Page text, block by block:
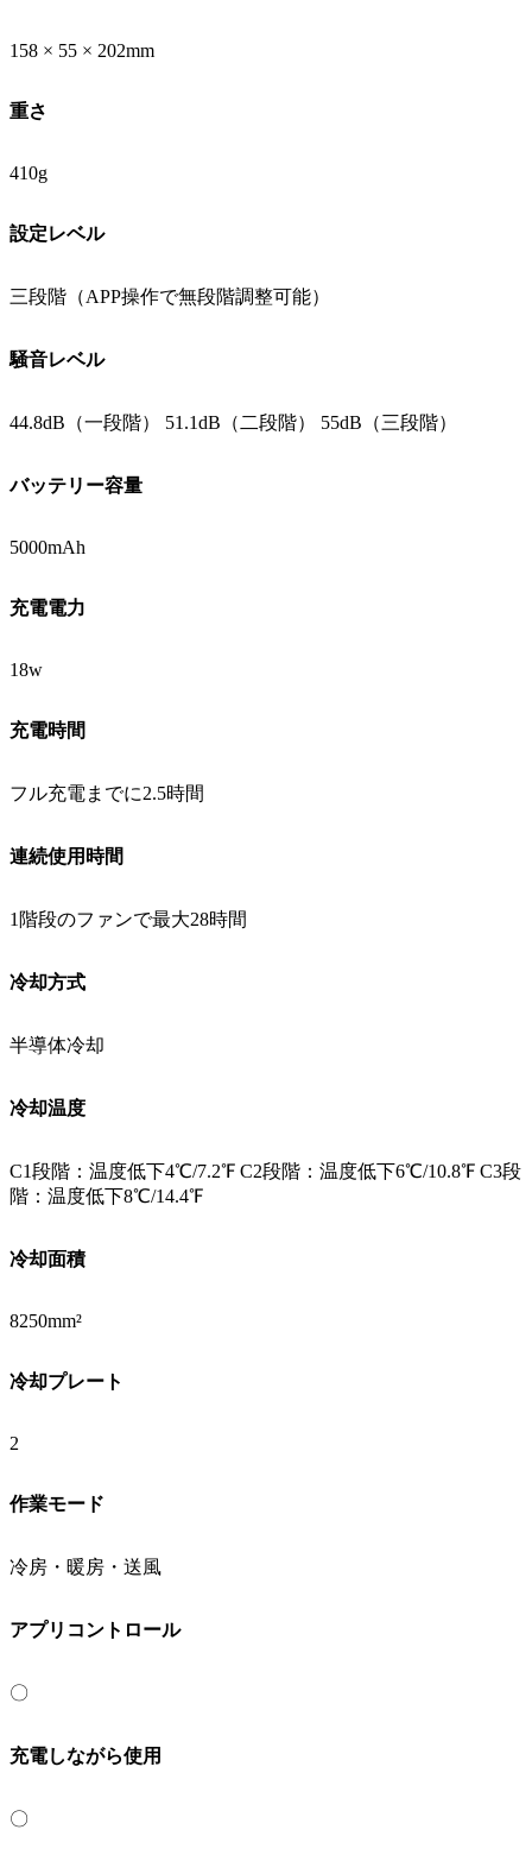
158 × 55 × 202mm
重さ
410g
設定レベル
三段階（APP操作で無段階調整可能）
騒音レベル
44.8dB（一段階） 51.1dB（二段階） 55dB（三段階）
バッテリー容量
5000mAh
充電電力
18w
充電時間
フル充電までに2.5時間
連続使用時間
1階段のファンで最大28時間
冷却方式
半導体冷却
冷却温度
C1段階：温度低下4℃/7.2℉ C2段階：温度低下6℃/10.8℉ C3段
階：温度低下8℃/14.4℉
冷却面積
8250mm²
冷却プレート
2
作業モード
冷房・暖房・送風
アプリコントロール
〇
充電しながら使用
〇